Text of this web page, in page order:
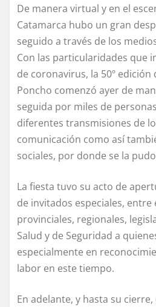
De manera virtual y en el
Catamarca hubo un gran
seguido a través de los
Con las particularidades que
de coronavirus, la 50º edición
Poncho comenzó ayer de
seguida por miles de
diferentes transmisiones de
comunicación como así
sociales, por donde se la
La fiesta tuvo su acto de
de invitados especiales,
provinciales, regionales,
Salud y de Seguridad a
especialmente en
labor en este tiempo.
En adelante, y hasta su cierre,